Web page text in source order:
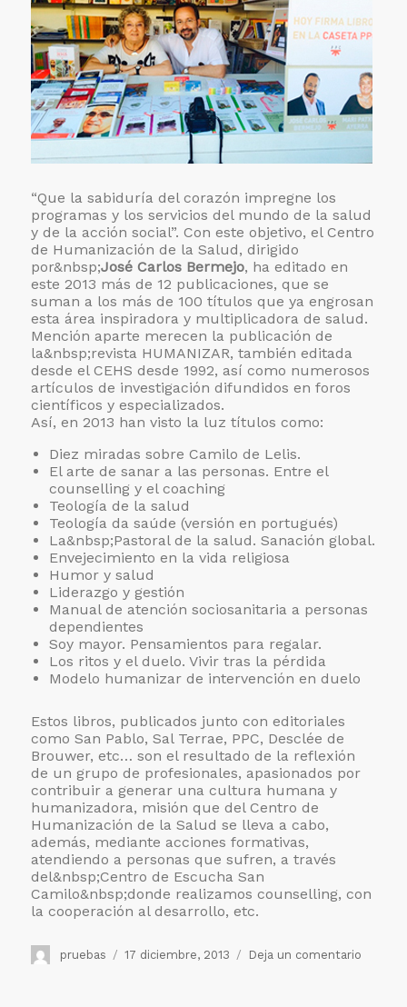
“Que la sabiduría del corazón impregne los
programas y los servicios del mundo de la salud
y de la acción social”. Con este objetivo, el Centro
de Humanización de la Salud, dirigido
por&nbsp;José Carlos Bermejo, ha editado en
este 2013 más de 12 publicaciones, que se
suman a los más de 100 títulos que ya engrosan
esta área inspiradora y multiplicadora de salud.
Mención aparte merecen la publicación de
la&nbsp;revista HUMANIZAR, también editada
desde el CEHS desde 1992, así como numerosos
artículos de investigación difundidos en foros
científicos y especializados.
Así, en 2013 han visto la luz títulos como:
Diez miradas sobre Camilo de Lelis.
El arte de sanar a las personas. Entre el
counselling y el coaching
Teología de la salud
Teología da saúde (versión en portugués)
La&nbsp;Pastoral de la salud. Sanación global.
Envejecimiento en la vida religiosa
Humor y salud
Liderazgo y gestión
Manual de atención sociosanitaria a personas
dependientes
Soy mayor. Pensamientos para regalar.
Los ritos y el duelo. Vivir tras la pérdida
Modelo humanizar de intervención en duelo
Estos libros, publicados junto con editoriales
como San Pablo, Sal Terrae, PPC, Desclée de
Brouwer, etc… son el resultado de la reflexión
de un grupo de profesionales, apasionados por
contribuir a generar una cultura humana y
humanizadora, misión que del Centro de
Humanización de la Salud se lleva a cabo,
además, mediante acciones formativas,
atendiendo a personas que sufren, a través
del&nbsp;Centro de Escucha San
Camilo&nbsp;donde realizamos counselling, con
la cooperación al desarrollo, etc.
Autor
pruebas
Publicado
17 diciembre, 2013 Deja un comentario